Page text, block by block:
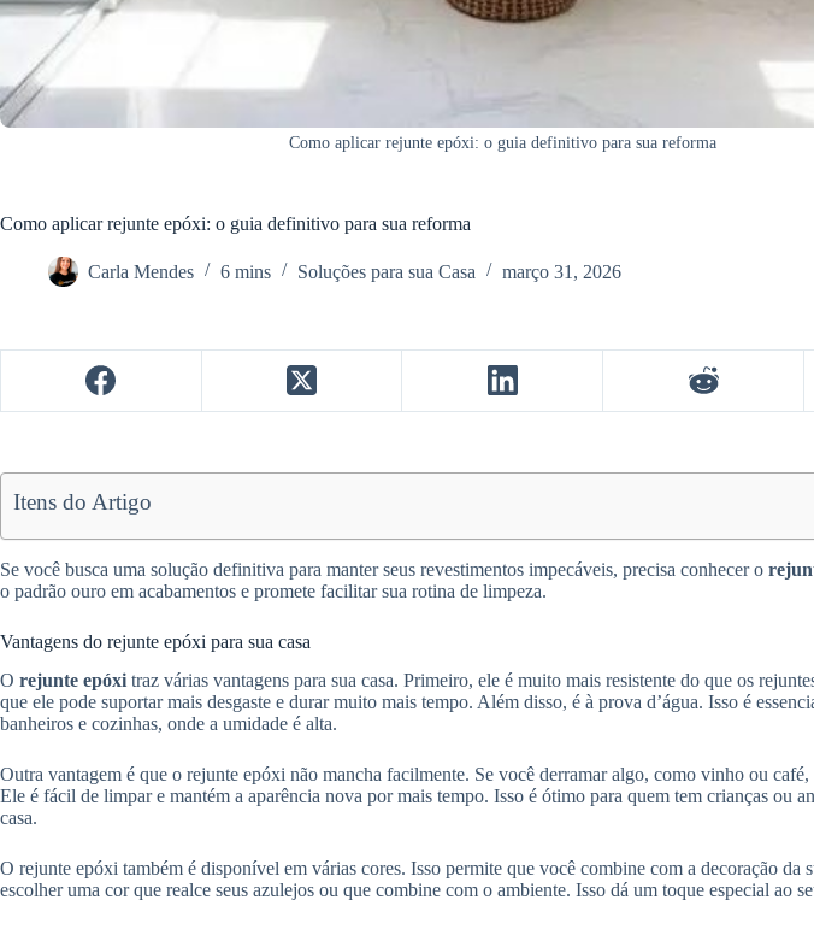
Como aplicar rejunte epóxi: o guia definitivo para sua reforma
Como aplicar rejunte epóxi: o guia definitivo para sua reforma
Carla Mendes 6 mins Soluções para sua Casa março 31, 2026
Itens do Artigo
Se você busca uma solução definitiva para manter seus revestimentos impecáveis, precisa conhecer o
o padrão ouro em acabamentos e promete facilitar sua rotina de limpeza.
Vantagens do rejunte epóxi para sua casa
O rejunte epóxi traz várias vantagens para sua casa. Primeiro, ele é muito mais resistente do que os
que ele pode suportar mais desgaste e durar muito mais tempo. Além disso, é à prova d’água. Isso é
banheiros e cozinhas, onde a umidade é alta.
Outra vantagem é que o rejunte epóxi não mancha facilmente. Se você derramar algo, como vinho ou café,
Ele é fácil de limpar e mantém a aparência nova por mais tempo. Isso é ótimo para quem tem crianças ou
casa.
O rejunte epóxi também é disponível em várias cores. Isso permite que você combine com a decoração da
escolher uma cor que realce seus azulejos ou que combine com o ambiente. Isso dá um toque especial ao